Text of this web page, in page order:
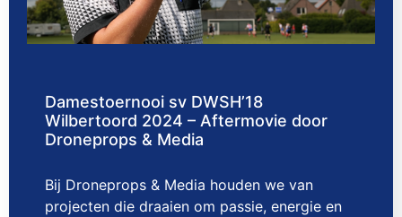
Damestoernooi sv DWSH’18
Wilbertoord 2024 – Aftermovie door
Droneprops & Media
Bij Droneprops & Media houden we van
projecten die draaien om passie, energie en